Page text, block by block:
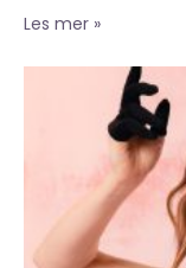
Les mer »